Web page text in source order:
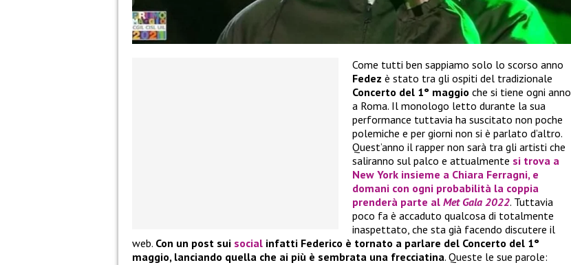
Come tutti ben sappiamo solo lo scorso anno
Fedez è stato tra gli ospiti del tradizionale
Concerto del 1° maggio che si tiene ogni anno
a Roma. Il monologo letto durante la sua
performance tuttavia ha suscitato non poche
polemiche e per giorni non si è parlato d’altro.
Quest’anno il rapper non sarà tra gli artisti che
saliranno sul palco e attualmente si trova a
New York insieme a Chiara Ferragni, e
domani con ogni probabilità la coppia
prenderà parte al Met Gala 2022. Tuttavia
poco fa è accaduto qualcosa di totalmente
inaspettato, che sta già facendo discutere il
web. Con un post sui social infatti Federico è tornato a parlare del Concerto del 1°
maggio, lanciando quella che ai più è sembrata una frecciatina. Queste le sue parole: